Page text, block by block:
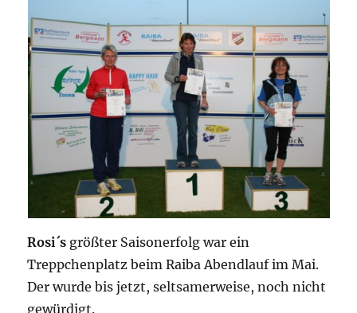
Rosi´s größter Saisonerfolg war ein
Treppchenplatz beim Raiba Abendlauf im Mai.
Der wurde bis jetzt, seltsamerweise, noch nicht
gewürdigt.